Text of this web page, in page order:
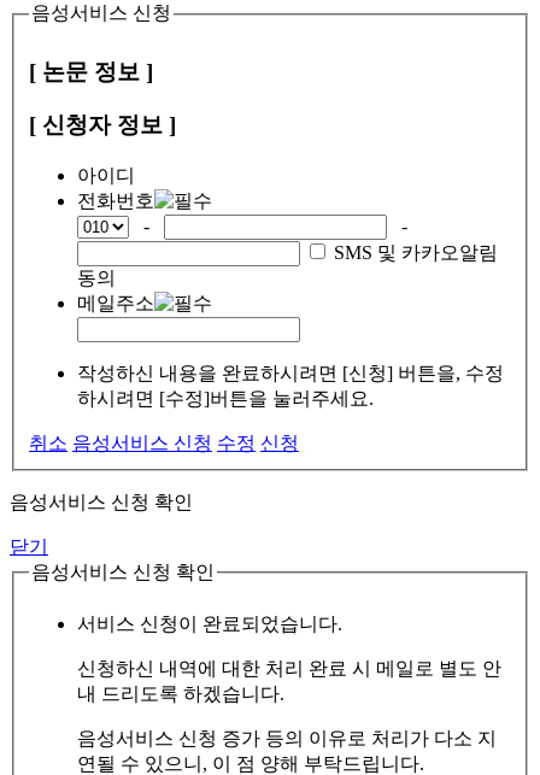
음성서비스 신청
[ 논문 정보 ]
[ 신청자 정보 ]
아이디
전화번호
-
-
SMS 및 카카오알림
동의
메일주소
작성하신 내용을 완료하시려면 [신청] 버튼을, 수정
하시려면 [수정]버튼을 눌러주세요.
취소 음성서비스 신청 수정 신청
음성서비스 신청 확인
닫기
음성서비스 신청 확인
서비스 신청이 완료되었습니다.
신청하신 내역에 대한 처리 완료 시 메일로 별도 안
내 드리도록 하겠습니다.
음성서비스 신청 증가 등의 이유로 처리가 다소 지
연될 수 있으니, 이 점 양해 부탁드립니다.